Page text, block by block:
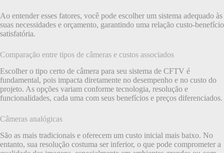
Ao entender esses fatores, você pode escolher um sistema adequado às
suas necessidades e orçamento, garantindo uma relação custo-benefício
satisfatória.
Comparação entre tipos de câmeras e custos associados
Escolher o tipo certo de câmera para seu sistema de CFTV é
fundamental, pois impacta diretamente no desempenho e no custo do
projeto. As opções variam conforme tecnologia, resolução e
funcionalidades, cada uma com seus benefícios e preços diferenciados.
Câmeras analógicas
São as mais tradicionais e oferecem um custo inicial mais baixo. No
entanto, sua resolução costuma ser inferior, o que pode comprometer a